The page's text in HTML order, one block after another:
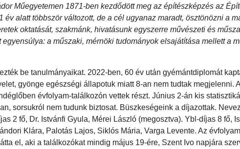
Műegyetemen 1871-ben kezdődött meg az építészképzés az
év alatt többször változott, de a cél ugyanaz maradt, ösztönözni a
oktatását, szakmánk, hivatásunk egyszerre művészeti és
a műszaki, mérnöki tudományok elsajátítása mellett a
be tanulmányaikat. 2022-ben, 60 év után gyémántdiplomát
gyönge egészségi állapotuk miatt 8-an nem tudtak megjelenni.
évfolyam-találkozón vettek részt. Június 2-án kis
sorsukról nem tudunk biztosat. Büszkeségeink a díjazottak.
2 fő, Dr. Istvánfi Gyula, Mérei László (megosztva). Ybl-díjas 8 fő,
Klára, Palotás Lajos, Siklós Mária, Varga Levente. Az
el, aki a találkozókat mindig május 19-ére, Szent Ivo napjára